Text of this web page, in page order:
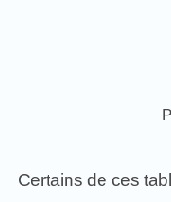
Certains de ces